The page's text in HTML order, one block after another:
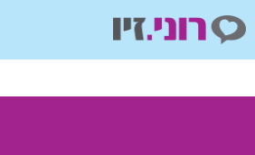
דילוג
לתוכן